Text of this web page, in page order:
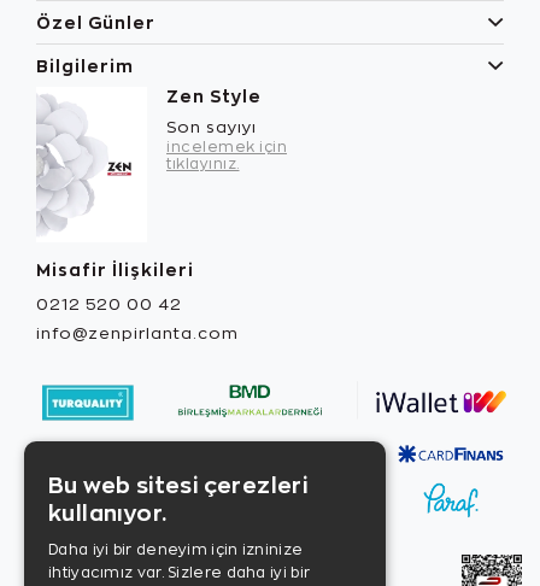
Özel Günler
Bilgilerim
Zen Style
Son sayıyı
incelemek için
tıklayınız.
Misafir İlişkileri
0212 520 00 42
info@zenpirlanta.com
Bu web sitesi çerezleri
kullanıyor.
Daha iyi bir deneyim için izninize
ihtiyacımız var. Sizlere daha iyi bir